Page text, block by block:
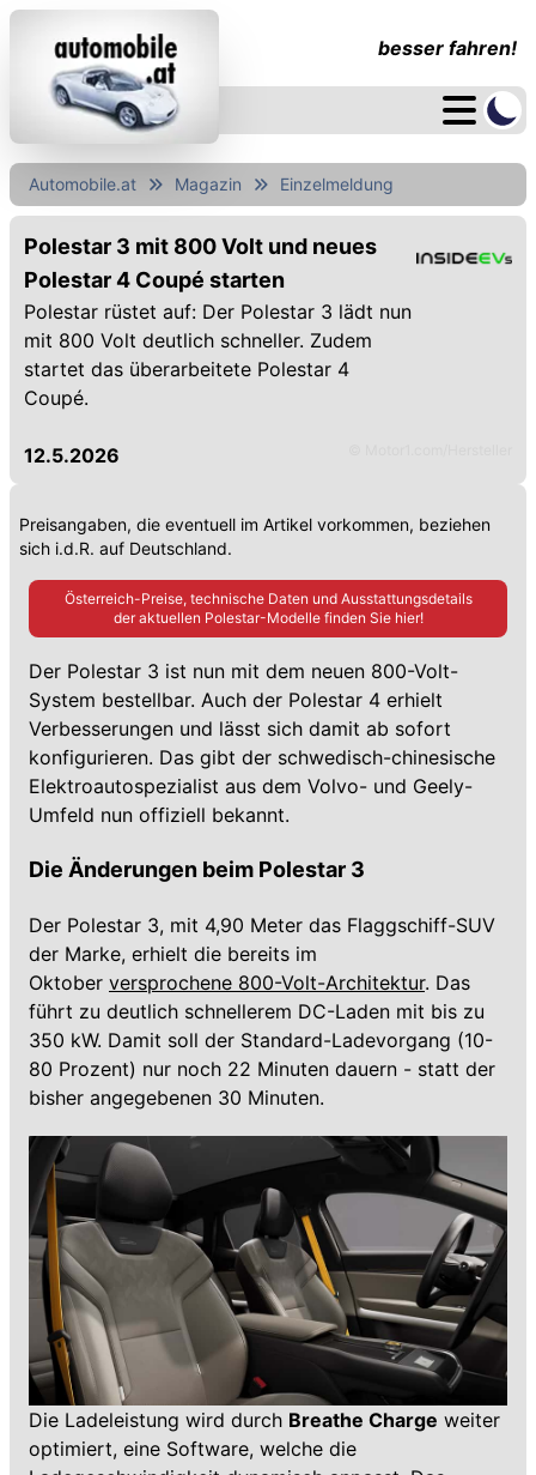
besser fahren!
Automobile.at Magazin Einzelmeldung
Polestar 3 mit 800 Volt und neues
Polestar 4 Coupé starten
Polestar rüstet auf: Der Polestar 3 lädt nun
mit 800 Volt deutlich schneller. Zudem
startet das überarbeitete Polestar 4
Coupé.
12.5.2026
Preisangaben, die eventuell im Artikel vorkommen, beziehen
sich i.d.R. auf Deutschland.
Österreich-Preise, technische Daten und Ausstattungsdetails
der aktuellen Polestar-Modelle finden Sie hier!
Der Polestar 3 ist nun mit dem neuen 800-Volt-
System bestellbar. Auch der Polestar 4 erhielt
Verbesserungen und lässt sich damit ab sofort
konfigurieren. Das gibt der schwedisch-chinesische
Elektroautospezialist aus dem Volvo- und Geely-
Umfeld nun offiziell bekannt.
Die Änderungen beim Polestar 3
Der Polestar 3, mit 4,90 Meter das Flaggschiff-SUV
der Marke, erhielt die bereits im
Oktober versprochene 800-Volt-Architektur. Das
führt zu deutlich schnellerem DC-Laden mit bis zu
350 kW. Damit soll der Standard-Ladevorgang (10-
80 Prozent) nur noch 22 Minuten dauern - statt der
bisher angegebenen 30 Minuten.
Die Ladeleistung wird durch Breathe Charge weiter
optimiert, eine Software, welche die